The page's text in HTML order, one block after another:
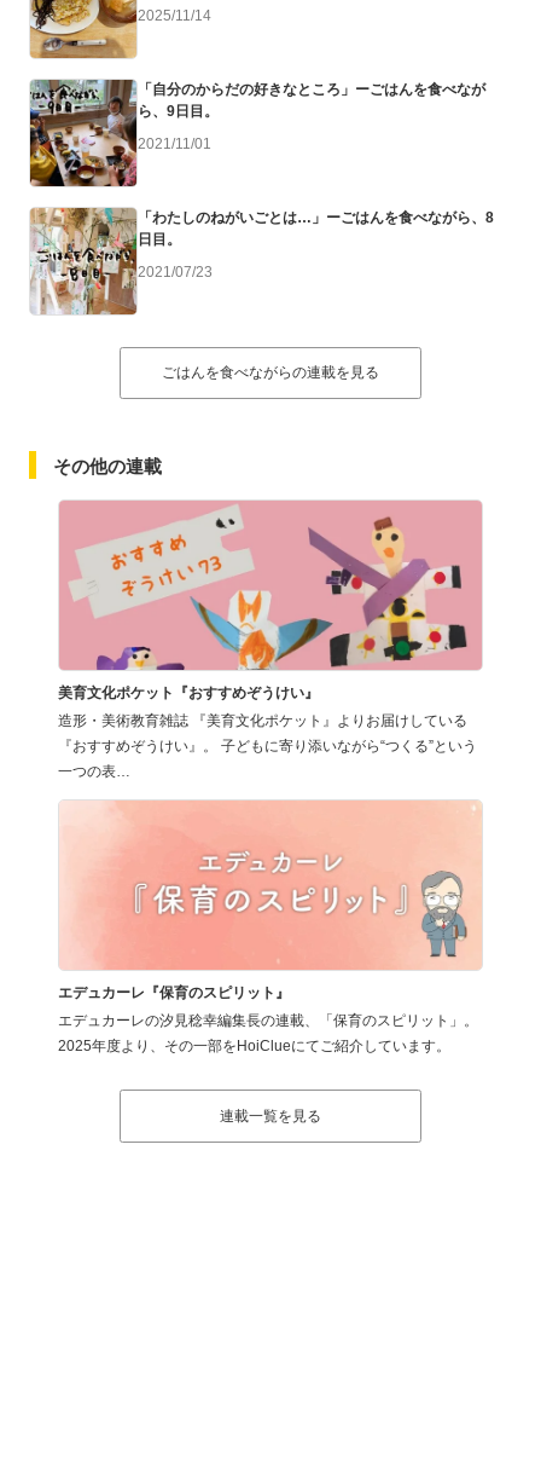
2025/11/14
「自分のからだの好きなところ」ーごはんを食べなが
ら、9日目。
2021/11/01
「わたしのねがいごとは…」ーごはんを食べながら、8
日目。
2021/07/23
ごはんを食べながらの連載を見る
その他の連載
美育文化ポケット『おすすめぞうけい』
造形・美術教育雑誌 『美育文化ポケット』よりお届けしている
『おすすめぞうけい』。 子どもに寄り添いながら“つくる”という
一つの表…
エデュカーレ『保育のスピリット』
エデュカーレの汐見稔幸編集長の連載、「保育のスピリット」。
2025年度より、その一部をHoiClueにてご紹介しています。
連載一覧を見る